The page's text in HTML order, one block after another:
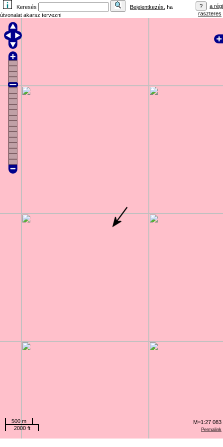
Keresés Bejelentkezés , ha
útvonalat akarsz tervezni
a régi
raszteres
Permalink
500 m
2000 ft
M=1:27 083